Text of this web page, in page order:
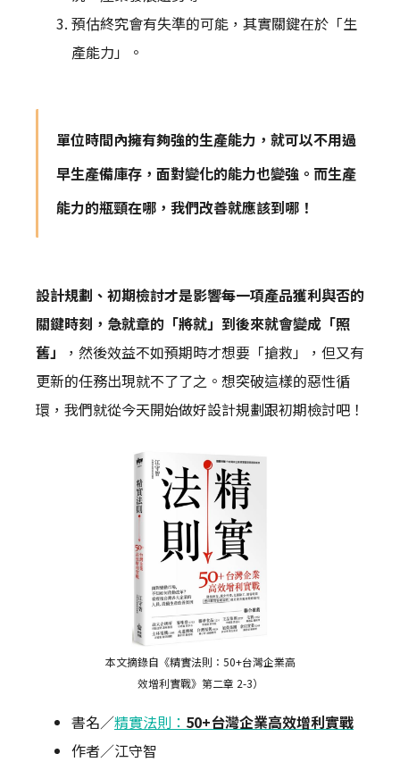
預估終究會有失準的可能，其實關鍵在於「生
產能力」。
單位時間內擁有夠強的生產能力，就可以不用過
早生產備庫存，面對變化的能力也變強。而生產
能力的瓶頸在哪，我們改善就應該到哪！
設計規劃、初期檢討才是影響每一項產品獲利與否的
關鍵時刻，急就章的「將就」到後來就會變成「照
舊」
，然後效益不如預期時才想要「搶救」，但又有
更新的任務出現就不了了之。想突破這樣的惡性循
環，我們就從今天開始做好設計規劃跟初期檢討吧！
本文摘錄自《精實法則：50+台灣企業高
效增利實戰》第二章 2-3）
書名／精實法則： 50+台灣企業高效增利實戰
作者／江守智